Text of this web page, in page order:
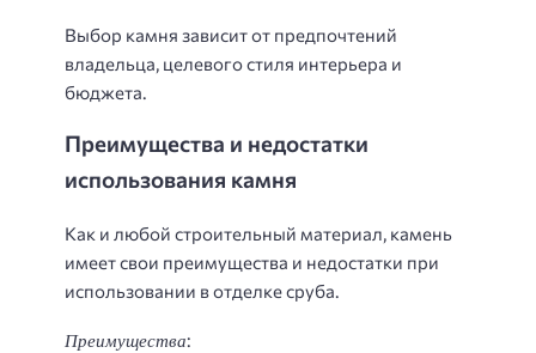
Выбор камня зависит от предпочтений
владельца, целевого стиля интерьера и
бюджета.
Преимущества и недостатки
использования камня
Как и любой строительный материал, камень
имеет свои преимущества и недостатки при
использовании в отделке сруба.
Преимущества: